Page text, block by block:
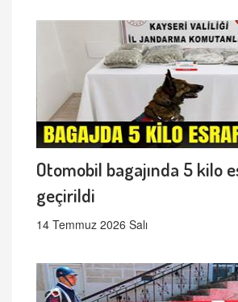
Otomobil bagajında 5 kilo
geçirildi
14 Temmuz 2026 Salı